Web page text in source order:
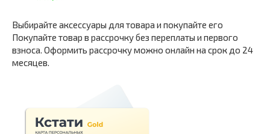
Выбирайте аксессуары для товара и покупайте его
Покупайте товар в рассрочку без переплаты и первого
взноса. Оформить рассрочку можно онлайн на срок до 24
месяцев.